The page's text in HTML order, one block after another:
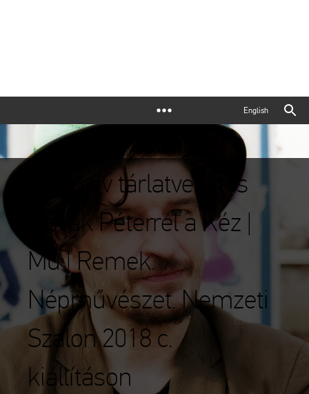
English
Exkluzív tárlatvezetés
Novák Péterrel a Kéz |
Mű | Remek.
Népművészet. Nemzeti
Szalon 2018 c.
kiállításon